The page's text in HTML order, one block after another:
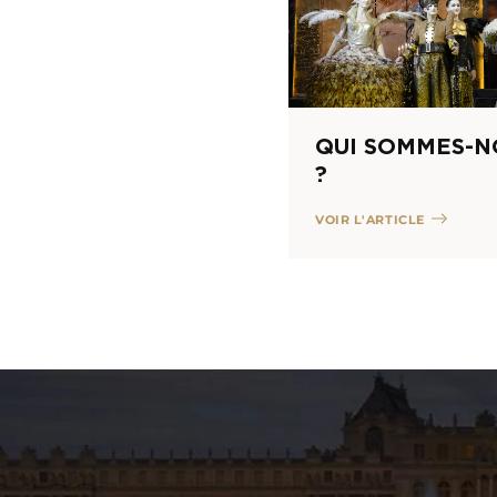
QUI SOMMES-
?
VOIR L'ARTICLE